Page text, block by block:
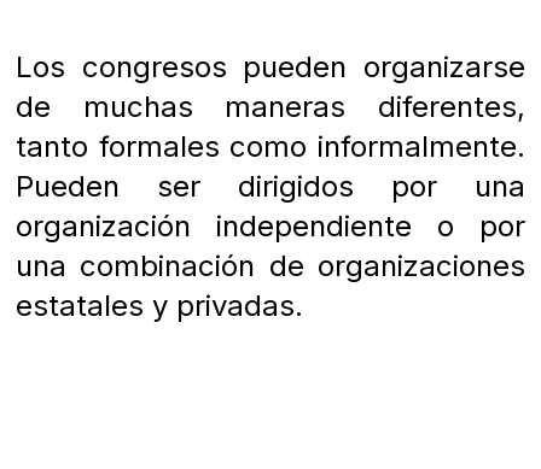
Los congresos pueden organizarse
de muchas maneras diferentes,
tanto formales como informalmente.
Pueden ser dirigidos por una
organización independiente o por
una combinación de organizaciones
estatales y privadas.